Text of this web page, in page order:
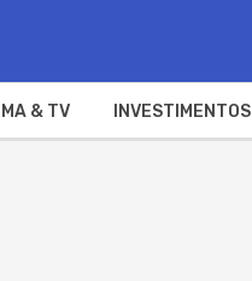
& TV INVESTIMENTOS